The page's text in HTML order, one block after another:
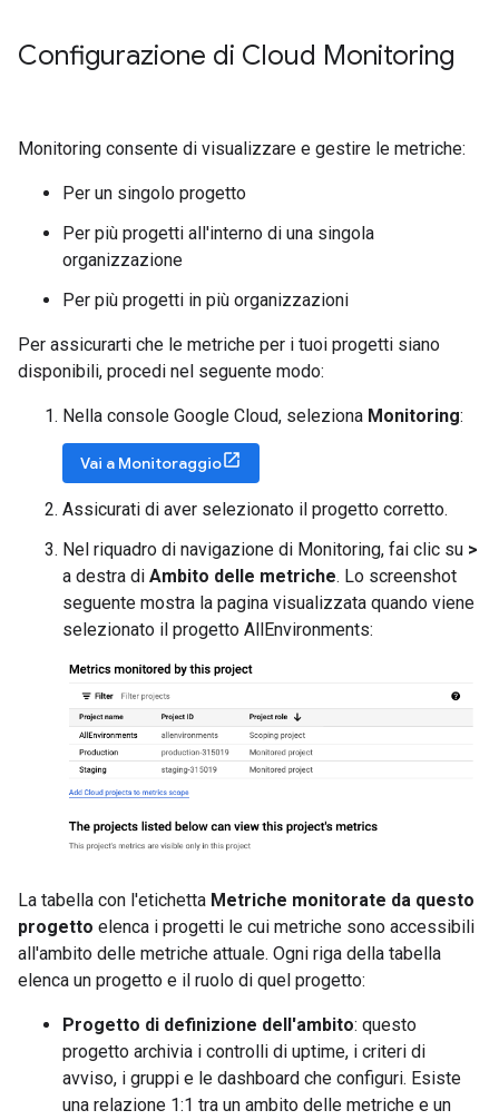
Configurazione di Cloud Monitoring
Monitoring consente di visualizzare e gestire le metriche:
Per un singolo progetto
Per più progetti all'interno di una singola
organizzazione
Per più progetti in più organizzazioni
Per assicurarti che le metriche per i tuoi progetti siano
disponibili, procedi nel seguente modo:
Nella console Google Cloud, seleziona Monitoring:
Vai a Monitoraggio
Assicurati di aver selezionato il progetto corretto.
Nel riquadro di navigazione di Monitoring, fai clic su >
a destra di Ambito delle metriche. Lo screenshot
seguente mostra la pagina visualizzata quando viene
selezionato il progetto AllEnvironments:
La tabella con l'etichetta Metriche monitorate da questo
progetto elenca i progetti le cui metriche sono accessibili
all'ambito delle metriche attuale. Ogni riga della tabella
elenca un progetto e il ruolo di quel progetto:
Progetto di definizione dell'ambito: questo
progetto archivia i controlli di uptime, i criteri di
avviso, i gruppi e le dashboard che configuri. Esiste
una relazione 1:1 tra un ambito delle metriche e un